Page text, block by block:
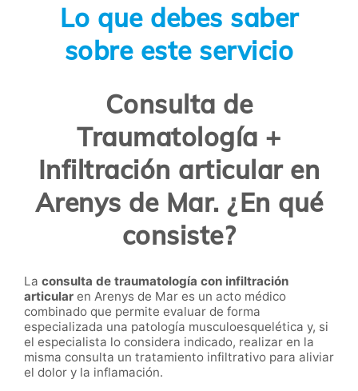
Lo que debes saber
sobre este servicio
Consulta de
Traumatología +
Infiltración articular en
Arenys de Mar. ¿En qué
consiste?
La consulta de traumatología con infiltración
articular en Arenys de Mar es un acto médico
combinado que permite evaluar de forma
especializada una patología musculoesquelética y, si
el especialista lo considera indicado, realizar en la
misma consulta un tratamiento infiltrativo para aliviar
el dolor y la inflamación.